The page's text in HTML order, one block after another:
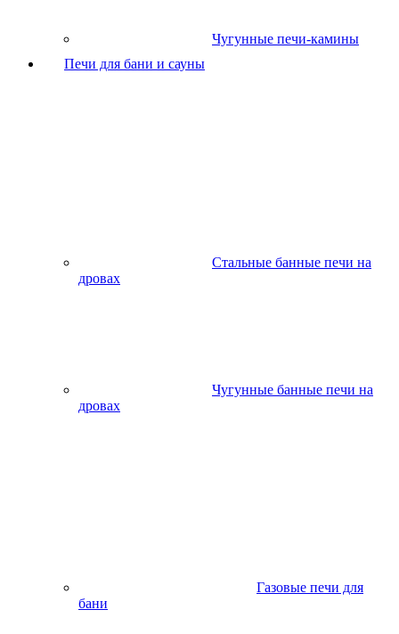
Чугунные печи-камины
Печи для бани и сауны
Стальные банные печи на
дровах
Чугунные банные печи на
дровах
Газовые печи для
бани